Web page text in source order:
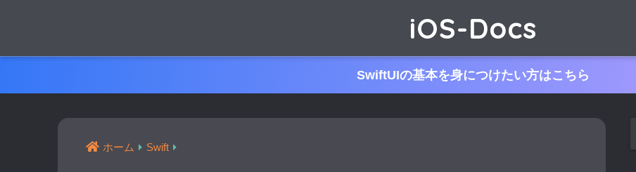
iOS-Docs
SwiftUIの基本を身につけたい方はこちら
ホーム Swift